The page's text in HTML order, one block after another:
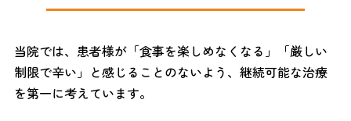
当院では、患者様が「食事を楽しめなくなる」「厳しい
制限で辛い」と感じることのないよう、継続可能な治療
を第一に考えています。